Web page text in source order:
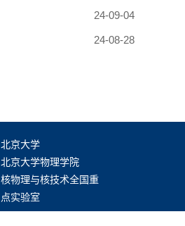
24-09-04
24-08-28
北京大学
北京大学物理学院
核物理与核技术全国重
点实验室